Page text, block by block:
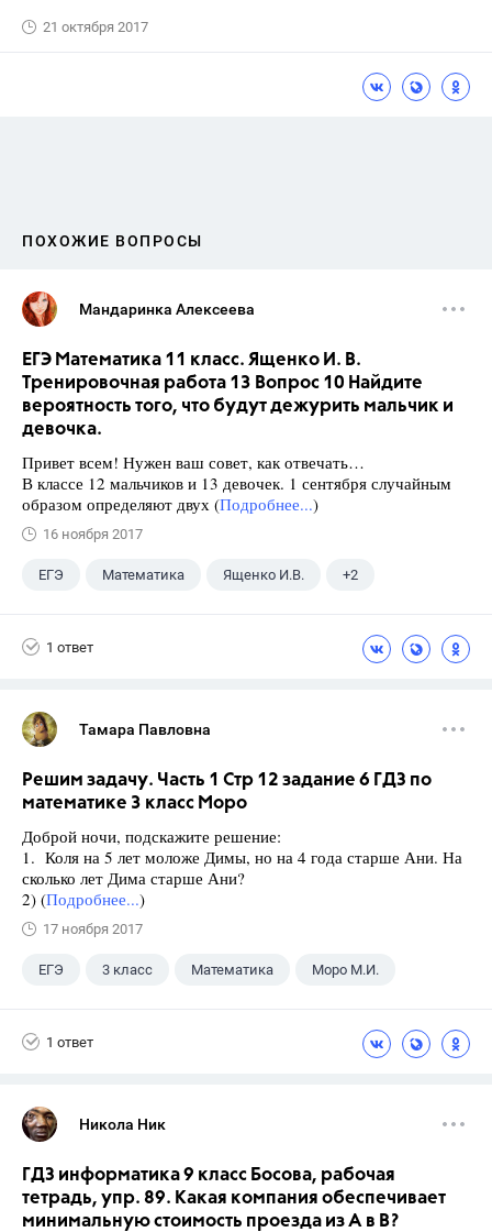
21 октября 2017
ПОХОЖИЕ ВОПРОСЫ
Мандаринка Алексеева
ЕГЭ Математика 11 класс. Ященко И. В.
Тренировочная работа 13 Вопрос 10 Найдите
вероятность того, что будут дежурить мальчик и
девочка.
Привет всем! Нужен ваш совет, как отвечать…
В классе 12 мальчиков и 13 девочек. 1 сентября случайным
образом определяют двух (Подробнее...)
16 ноября 2017
ЕГЭ Математика Ященко И.В. +2
1 ответ
Тамара Павловна
Решим задачу. Часть 1 Стр 12 задание 6 ГДЗ по
математике 3 класс Моро
Доброй ночи, подскажите решение:
1. Коля на 5 лет моложе Димы, но на 4 года старше Ани. На
сколько лет Дима старше Ани?
2) (Подробнее...)
17 ноября 2017
ЕГЭ 3 класс Математика Моро М.И.
1 ответ
Никола Ник
ГДЗ информатика 9 класс Босова, рабочая
тетрадь, упр. 89. Какая компания обеспечивает
минимальную стоимость проезда из А в В?